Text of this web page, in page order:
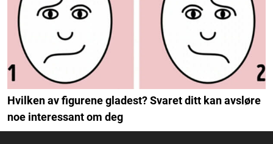
Hvilken av figurene gladest? Svaret ditt kan avsløre
noe interessant om deg